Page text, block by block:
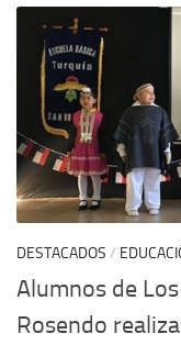
DESTACADOS /
Alumnos de
Rosendo